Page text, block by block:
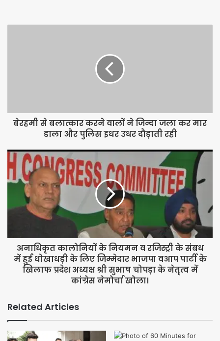
नजदीक बैरिकेड तोड़े गए और धारा 144 का उल्लंघन किया गया था। कुछ
पुलिसकर्मी भी इस प्रदर्शन के दौरान घा
बेरहमी से बलात्कार करने वालों ने जिन्दा जला कर मार
डाला और पुलिस इधर उधर दौड़ाती रही
अनाधिकृत कालोनियों के नियमन व रजिस्ट्री के संबध
में हुई धोखाधड़ी के लिए जिम्मेदार भाजपा वआप पार्टी के
खिलाफ प्रदेश अध्यक्ष श्री सुभाष चोपड़ा के नेतृत्व में
कांग्रेस नेमोर्चा खोला।
Related Articles